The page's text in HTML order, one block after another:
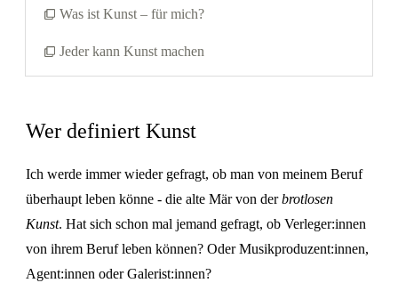
Was ist Kunst – für mich?
Jeder kann Kunst machen
Wer definiert Kunst
Ich werde immer wieder gefragt, ob man von meinem Beruf
überhaupt leben könne - die alte Mär von derbrotlosen
Kunst. Hat sich schon mal jemand gefragt, ob Verleger:innen
von ihrem Beruf leben können? Oder Musikproduzent:innen,
Agent:innen oder Galerist:innen?